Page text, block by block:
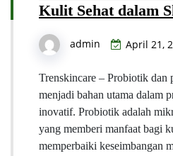
Kulit Sehat dalam
admin April 21,
Trenskincare – Probiotik dan
menjadi bahan utama dalam
inovatif. Probiotik adalah
yang memberi manfaat bagi
memperbaiki keseimbangan